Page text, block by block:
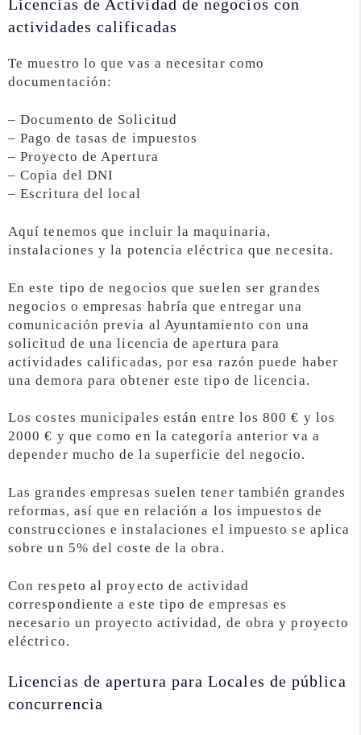
Licencias de Actividad de negocios con
actividades calificadas
Te muestro lo que vas a necesitar como
documentación:
– Documento de Solicitud
– Pago de tasas de impuestos
– Proyecto de Apertura
– Copia del DNI
– Escritura del local
Aquí tenemos que incluir la maquinaria,
instalaciones y la potencia eléctrica que necesita.
En este tipo de negocios que suelen ser grandes
negocios o empresas habría que entregar una
comunicación previa al Ayuntamiento con una
solicitud de una licencia de apertura para
actividades calificadas, por esa razón puede haber
una demora para obtener este tipo de licencia.
Los costes municipales están entre los 800 € y los
2000 € y que como en la categoría anterior va a
depender mucho de la superficie del negocio.
Las grandes empresas suelen tener también grandes
reformas, así que en relación a los impuestos de
construcciones e instalaciones el impuesto se aplica
sobre un 5% del coste de la obra.
Con respeto al proyecto de actividad
correspondiente a este tipo de empresas es
necesario un proyecto actividad, de obra y proyecto
eléctrico.
Licencias de apertura para Locales de pública
concurrencia